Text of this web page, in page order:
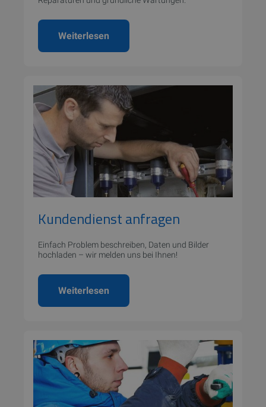
Weiterlesen
Kundendienst anfragen
Einfach Problem beschreiben, Daten und Bilder
hochladen – wir melden uns bei Ihnen!
Weiterlesen